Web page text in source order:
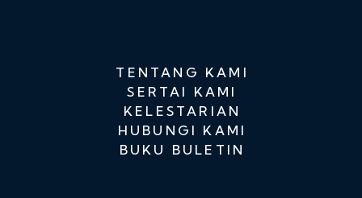
TENTANG KAMI
SERTAI KAMI
KELESTARIAN
HUBUNGI KAMI
BUKU BULETIN